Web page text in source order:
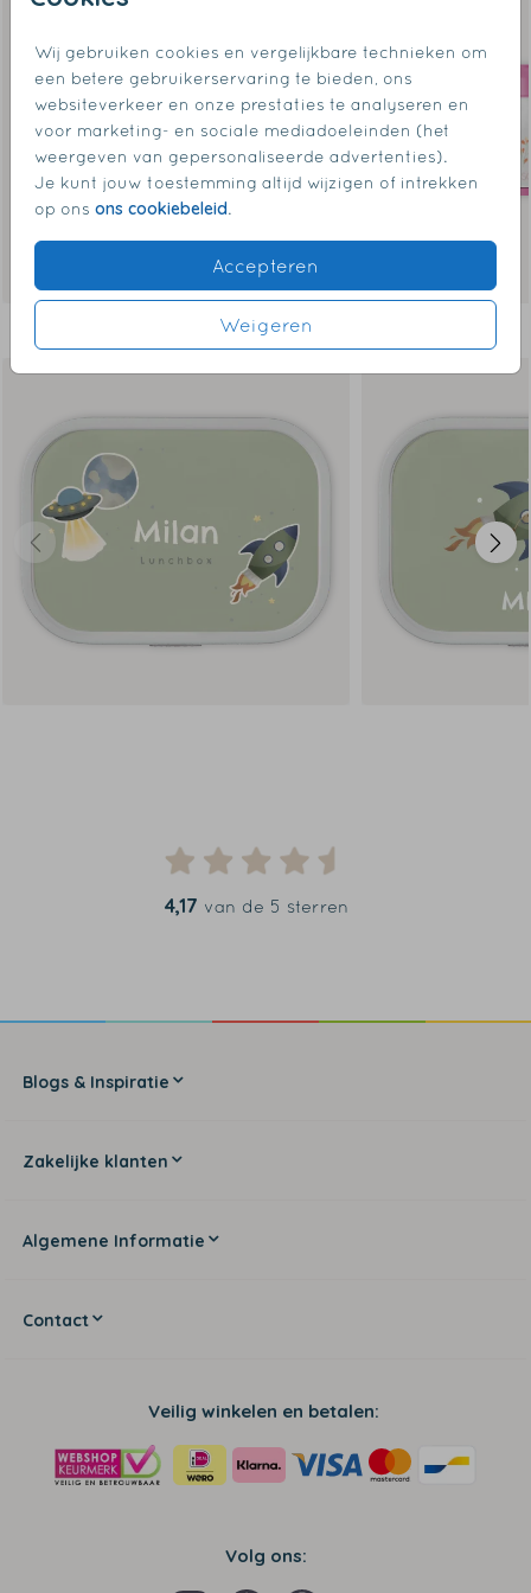
Wij gebruiken cookies en vergelijkbare technieken om
een betere gebruikerservaring te bieden, ons
websiteverkeer en onze prestaties te analyseren en
voor marketing- en sociale mediadoeleinden (het
weergeven van gepersonaliseerde advertenties).
Je kunt jouw toestemming altijd wijzigen of intrekken
op ons ons cookiebeleid.
Accepteren
Weigeren
Dit vind je misschien ook leuk
4,17 van de 5 sterren
Blogs & Inspiratie
Zakelijke klanten
Algemene Informatie
Contact
Veilig winkelen en betalen:
Volg ons: